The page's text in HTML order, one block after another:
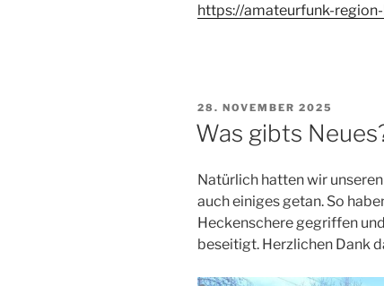
https://amateurfunk-
VERÖFFENTLICHT
28. NOVEMBER 2025
Was gibts
Natürlich hatten wir
auch einiges getan. So
Heckenschere gegriffen
beseitigt. Herzlichen Dank